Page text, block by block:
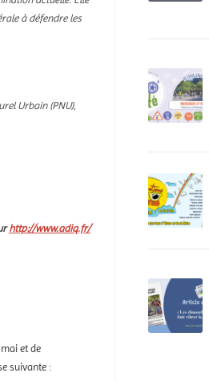
à défendre les
Urbain (PNU),
http://www.adiq.fr/
et de
suivante :